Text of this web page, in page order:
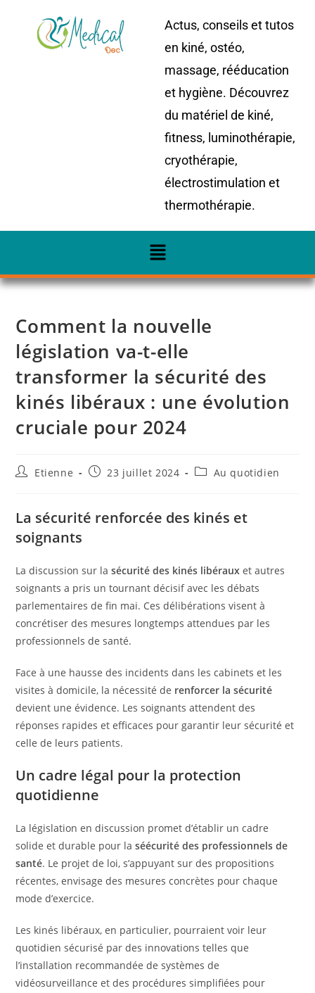
Actus, conseils et tutos
en kiné, ostéo,
massage, rééducation
et hygiène. Découvrez
du matériel de kiné,
fitness, luminothérapie,
cryothérapie,
électrostimulation et
thermothérapie.
Comment la nouvelle
législation va-t-elle
transformer la sécurité des
kinés libéraux : une évolution
cruciale pour 2024
Etienne 23 juillet 2024 Au quotidien
La sécurité renforcée des kinés et
soignants
La discussion sur lasécurité des kinés libéraux et autres
soignants a pris un tournant décisif avec les débats
parlementaires de fin mai. Ces délibérations visent à
concrétiser des mesures longtemps attendues par les
professionnels de santé.
Face à une hausse des incidents dans les cabinets et les
visites à domicile, la nécessité de renforcer la sécurité
devient une évidence. Les soignants attendent des
réponses rapides et efficaces pour garantir leur sécurité et
celle de leurs patients.
Un cadre légal pour la protection
quotidienne
La législation en discussion promet d’établir un cadre
solide et durable pour laséécurité des professionnels de
santé. Le projet de loi, s’appuyant sur des propositions
récentes, envisage des mesures concrètes pour chaque
mode d’exercice.
Les kinés libéraux, en particulier, pourraient voir leur
quotidien sécurisé par des innovations telles que
l’installation recommandée de systèmes de
vidéosurveillance et des procédures simplifiées pour